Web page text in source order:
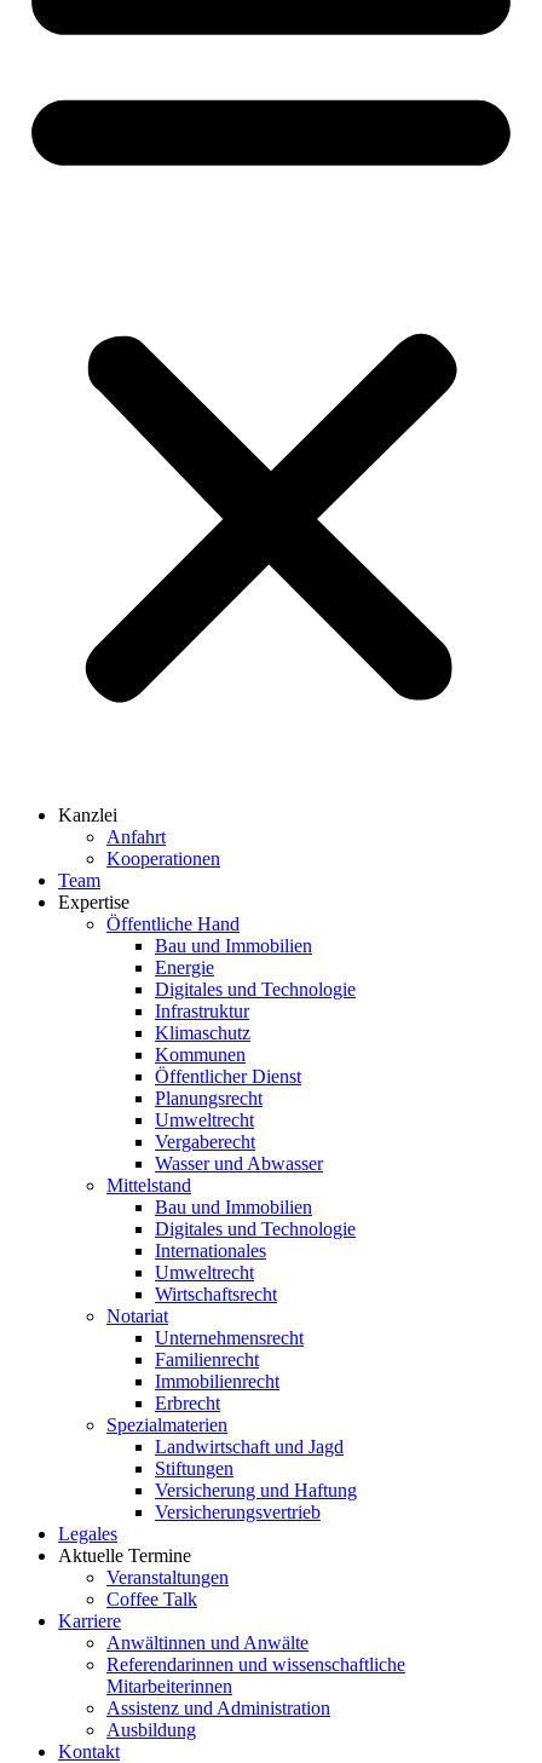
Kanzlei
Anfahrt
Kooperationen
Team
Expertise
Öffentliche Hand
Bau und Immobilien
Energie
Digitales und Technologie
Infrastruktur
Klimaschutz
Kommunen
Öffentlicher Dienst
Planungsrecht
Umweltrecht
Vergaberecht
Wasser und Abwasser
Mittelstand
Bau und Immobilien
Digitales und Technologie
Internationales
Umweltrecht
Wirtschaftsrecht
Notariat
Unternehmensrecht
Familienrecht
Immobilienrecht
Erbrecht
Spezialmaterien
Landwirtschaft und Jagd
Stiftungen
Versicherung und Haftung
Versicherungsvertrieb
Legales
Aktuelle Termine
Veranstaltungen
Coffee Talk
Karriere
Anwältinnen und Anwälte
Referendarinnen und wissenschaftliche
Mitarbeiterinnen
Assistenz und Administration
Ausbildung
Kontakt